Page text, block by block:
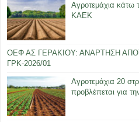
Αγροτεμάχια κάτω
ΚΑΕΚ
ΟΕΦ ΑΣ ΓΕΡΑΚΙΟΥ: ΑΝΑΡΤΗΣΗ
ΓΡΚ-2026/01
Αγροτεμάχια 20
προβλέπεται για